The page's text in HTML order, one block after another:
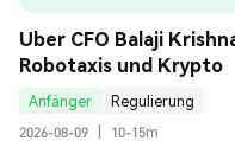
Uber CFO Balaji
Robotaxis und Krypto
Anfänger
Regulierung
2026-08-09
10-15m